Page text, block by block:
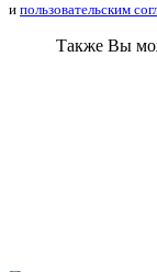
и пользовательским
Также Вы